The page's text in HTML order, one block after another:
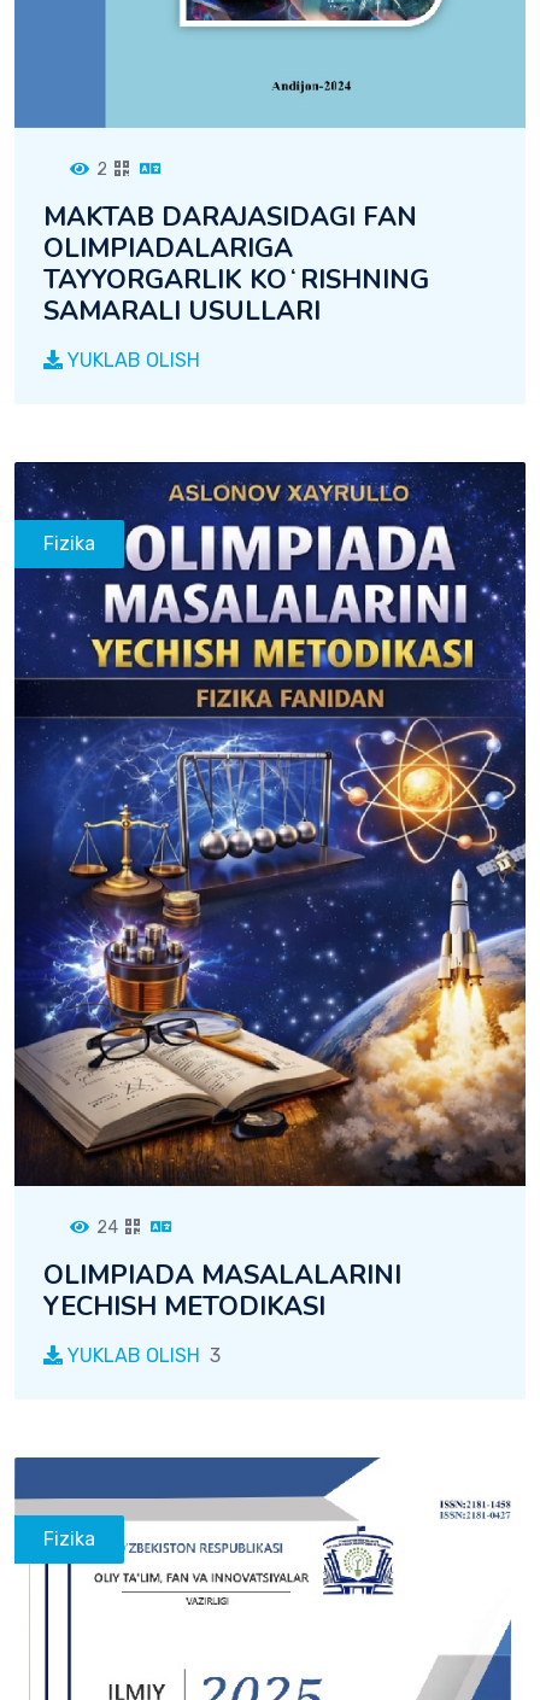
2
MAKTAB DARAJASIDAGI FAN
OLIMPIADALARIGA
TAYYORGARLIK KOʻRISHNING
SAMARALI USULLARI
YUKLAB OLISH
Fizika
24
OLIMPIADA MASALALARINI
YECHISH METODIKASI
YUKLAB OLISH 3
Fizika